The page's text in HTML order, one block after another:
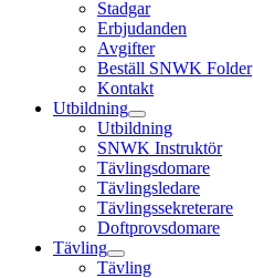
Stadgar
Erbjudanden
Avgifter
Beställ SNWK Folder
Kontakt
Utbildning
Utbildning
SNWK Instruktör
Tävlingsdomare
Tävlingsledare
Tävlingssekreterare
Doftprovsdomare
Tävling
Tävling